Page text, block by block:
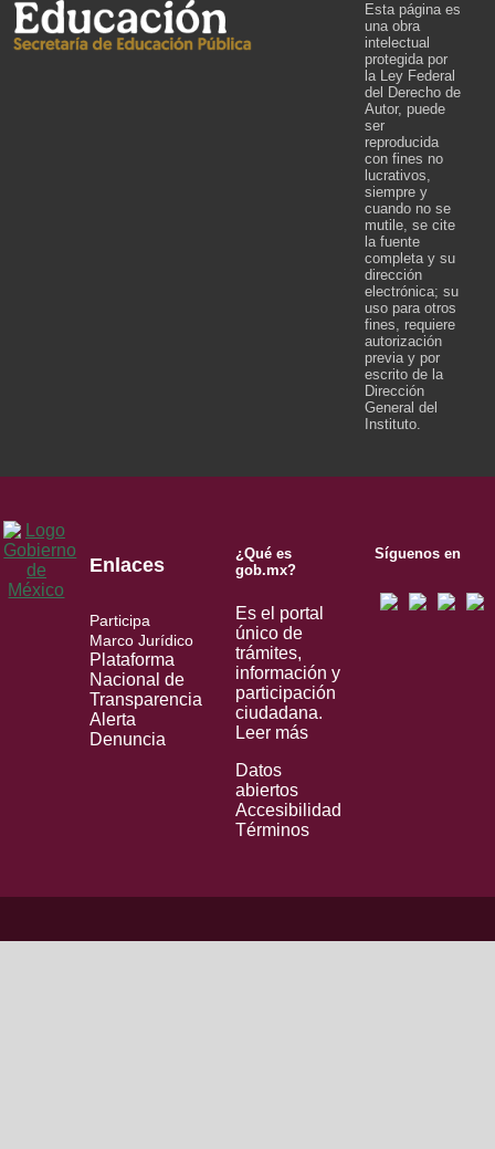
Esta página es
una obra
intelectual
protegida por
la Ley Federal
del Derecho de
Autor, puede
ser
reproducida
con fines no
lucrativos,
siempre y
cuando no se
mutile, se cite
la fuente
completa y su
dirección
electrónica; su
uso para otros
fines, requiere
autorización
previa y por
escrito de la
Dirección
General del
Instituto.
Enlaces
Participa
Marco Jurídico
Plataforma
Nacional de
Transparencia
Alerta
Denuncia
¿Qué es
gob.mx?
Es el portal
único de
trámites,
información y
participación
ciudadana.
Leer más
Datos
abiertos
Accesibilidad
Términos
Síguenos en